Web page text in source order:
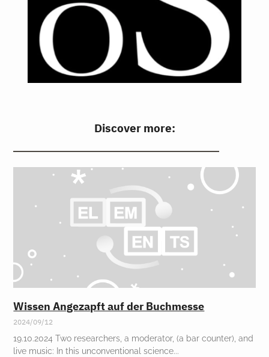
Discover more:
Wissen Angezapft auf der Buchmesse
2024/09/12
19.10.2024 Two researchers, a moderator, (a bar counter), and
live music: In this unconventional science